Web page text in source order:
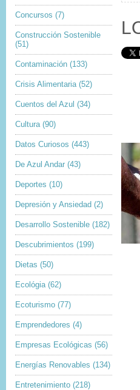
Concursos (7)
Construcción Sostenible
(51)
Contaminación (133)
Crisis Alimentaria (52)
Cuentos del Azul (34)
Cultura (90)
Datos Curiosos (443)
De Azul Andar (43)
Deportes (10)
Depresión y Ansiedad (2)
Desarrollo Sostenible (182)
Descubrimientos (199)
Dietas (50)
Ecológia (62)
Ecoturismo (77)
Emprendedores (4)
Empresas Ecológicas (56)
Energías Renovables (134)
Entretenimiento (218)